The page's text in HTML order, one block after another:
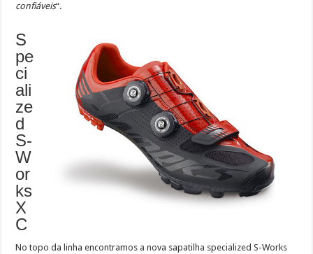
confiáveis“.
S
pe
ci
ali
ze
d
S-
W
or
ks
X
C
No topo da linha encontramos a nova sapatilha specialized S-Works